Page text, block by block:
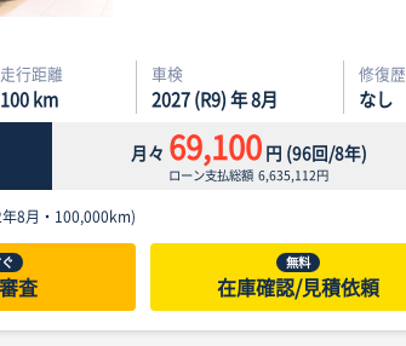
走行距離
100km
車検
2027 (R9) 年 8月
修復歴
なし
月々 69,100円 (96回/8年)
ローン支払総額6,635,112円
8月・100,000km)
査
無料
在庫確認/見積依頼